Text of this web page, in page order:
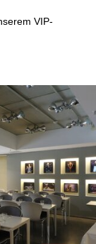
VIP-